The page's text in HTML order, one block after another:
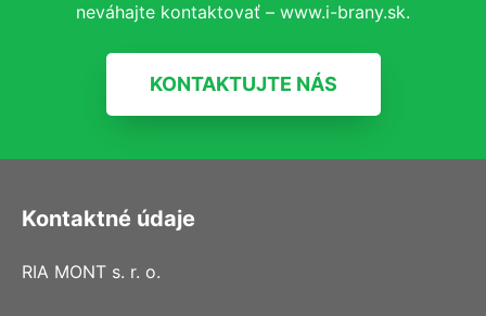
neváhajte kontaktovať – www.i-brany.sk.
KONTAKTUJTE NÁS
Kontaktné údaje
RIA MONT s. r. o.